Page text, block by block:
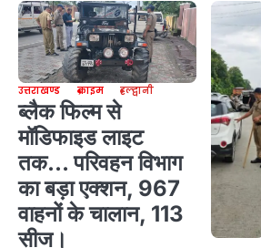
उत्तराखण्ड क्राइम हल्द्वानी
ब्लैक फिल्म से
मॉडिफाइड लाइट
तक… परिवहन विभाग
का बड़ा एक्शन, 967
वाहनों के चालान, 113
सीज।